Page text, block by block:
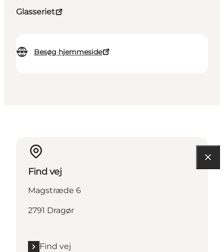
Glasseriet
Besøg hjemmeside
Find vej
Magstræde 6
2791 Dragør
Find vej